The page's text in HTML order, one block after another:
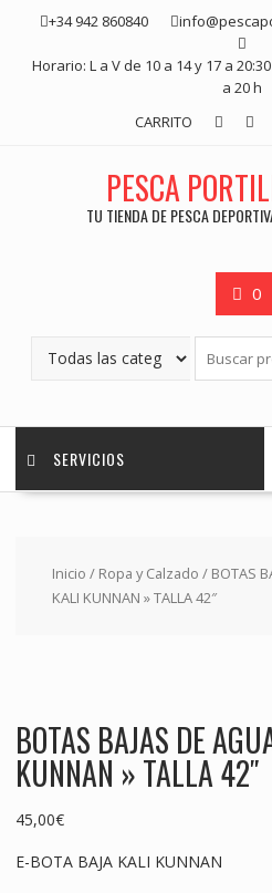
+34 942 860840
Horario: L a V de 10 a 14 y 17 a
a 20 h
CARRITO
PESCA
TU TIENDA DE PESCA
0
SERVICIOS
Inicio / Ropa y Calzado / BOTAS
KALI KUNNAN » TALLA 42″
BOTAS BAJAS DE
KUNNAN » TALLA 42″
45,00€
E-BOTA BAJA KALI KUNNAN